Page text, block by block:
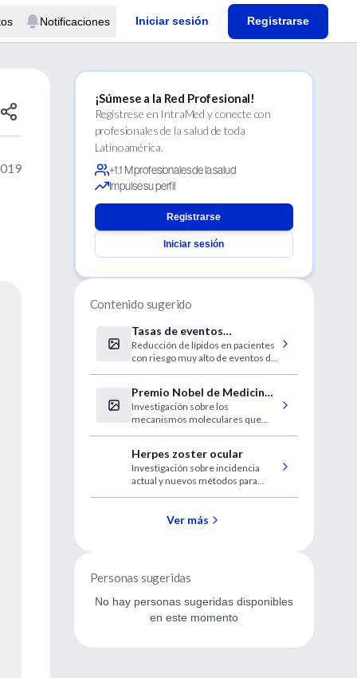
Notificaciones Iniciar sesión Registrarse
¡Súmese a la Red Profesional!
Regístrese en IntraMed y conecte con
profesionales de la salud de toda
Latinoamérica.
+1.1 M profesionales de la salud
Impulse su perfil
Registrarse
Iniciar sesión
Contenido sugerido
Tasas de eventos
isquémicos en adultos de
muy alto riesgo
Reducción de lípidos en pacientes
con riesgo muy alto de eventos de
Premio Nobel de Medicina y
Fisiología 2019
Investigación sobre los
mecanismos moleculares que
variaciones en el suministro de
oxígeno
Herpes zoster ocular
Investigación sobre incidencia
actual y nuevos métodos para
Ver más
Personas sugeridas
No hay personas sugeridas disponibles
en este momento